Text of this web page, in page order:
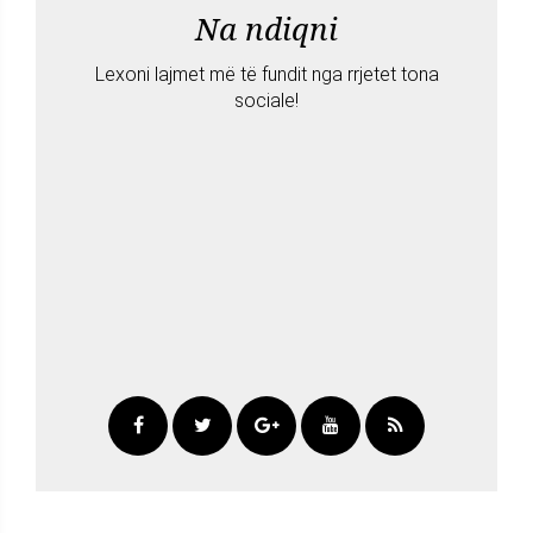
Na ndiqni
Lexoni lajmet më të fundit nga rrjetet tona
sociale!